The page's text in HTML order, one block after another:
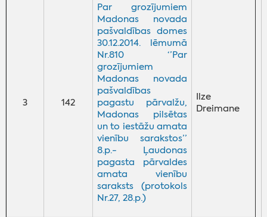
3 142
Par grozījumiem
Madonas novada
pašvaldības domes
30.12.2014. lēmumā
Nr.810 ‘’Par
grozījumiem
Madonas novada
pašvaldības
pagastu pārvalžu,
Madonas pilsētas
un to iestāžu amata
vienību sarakstos’’
8.p.- Ļaudonas
pagasta pārvaldes
amata vienību
saraksts (protokols
Nr.27, 28.p.)
Ilze
Dreimane